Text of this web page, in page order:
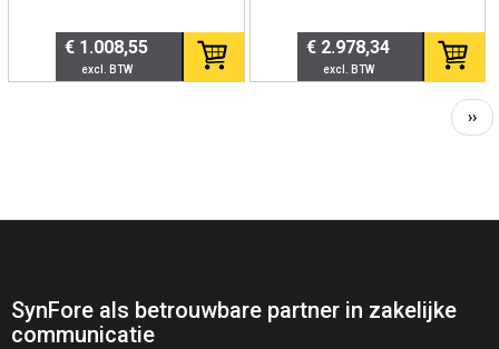
⭐ Belangrijkste kenmerken
🏢 Ideaal voor
€ 1.008,55 € 2.978,34
››
SynFore als betrouwbare partner in zakelijke
communicatie